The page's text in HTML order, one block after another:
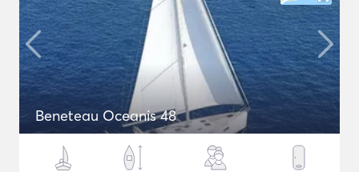
Beneteau Oceanis 48